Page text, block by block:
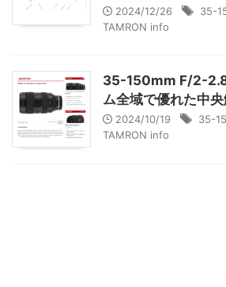
2024/12/26 35-
TAMRON info
35-150mm F/2-
ム全域で優れた中
2024/10/19 35-
TAMRON info